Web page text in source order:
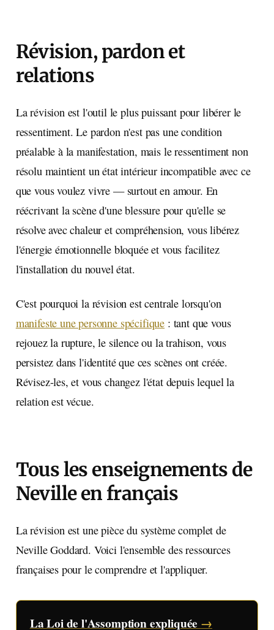
Révision, pardon et
relations
La révision est l'outil le plus puissant pour libérer le
ressentiment. Le pardon n'est pas une condition
préalable à la manifestation, mais le ressentiment non
résolu maintient un état intérieur incompatible avec ce
que vous voulez vivre — surtout en amour. En
réécrivant la scène d'une blessure pour qu'elle se
résolve avec chaleur et compréhension, vous libérez
l'énergie émotionnelle bloquée et vous facilitez
l'installation du nouvel état.
C'est pourquoi la révision est centrale lorsqu'on
manifeste une personne spécifique : tant que vous
rejouez la rupture, le silence ou la trahison, vous
persistez dans l'identité que ces scènes ont créée.
Révisez-les, et vous changez l'état depuis lequel la
relation est vécue.
Tous les enseignements de
Neville en français
La révision est une pièce du système complet de
Neville Goddard. Voici l'ensemble des ressources
françaises pour le comprendre et l'appliquer.
La Loi de l'Assomption expliquée →